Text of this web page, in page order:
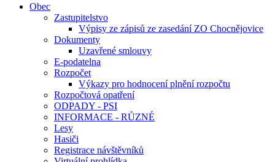
Obec
Zastupitelstvo
Výpisy ze zápisů ze zasedání ZO Chocnějovice
Dokumenty
Uzavřené smlouvy
E-podatelna
Rozpočet
Výkazy pro hodnocení plnění rozpočtu
Rozpočtová opatření
ODPADY - PSI
INFORMACE - RŮZNÉ
Lesy
Hasiči
Registrace návštěvníků